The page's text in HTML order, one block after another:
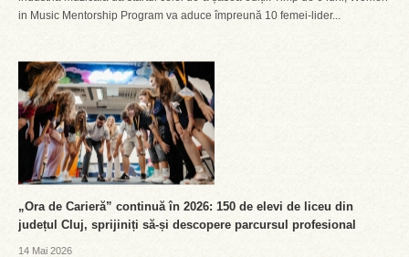
in Music Mentorship Program va aduce împreună 10 femei-lider...
„Ora de Carieră” continuă în 2026: 150 de elevi de liceu din
județul Cluj, sprijiniți să-și descopere parcursul profesional
14 Mai 2026